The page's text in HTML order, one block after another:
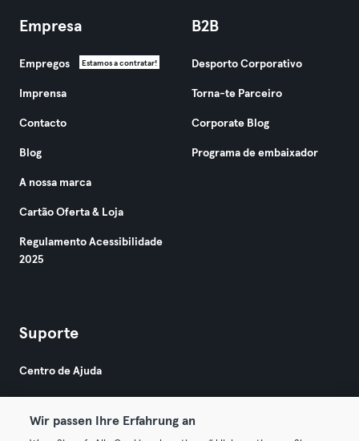
Empresa
Empregos Estamos a contratar!
Imprensa
Contacto
Blog
A nossa marca
Cartão Oferta & Loja
Regulamento Acessibilidade
2025
B2B
Desporto Corporativo
Torna-te Parceiro
Corporate Blog
Programa de embaixador
Suporte
Centro de Ajuda
Wir passen Ihre Erfahrung an